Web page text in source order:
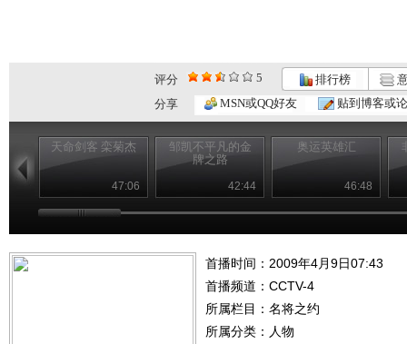
评分 5 排行榜
分享
MSN或QQ好友 贴到博客或
天命剑客 栾菊杰
47:06
邹凯不平凡的金
牌之路
42:44
奥运英雄汇
46:48
首播时间：2009年4月9日07:43
首播频道： CCTV-4
所属栏目： 名将之约
所属分类：人物